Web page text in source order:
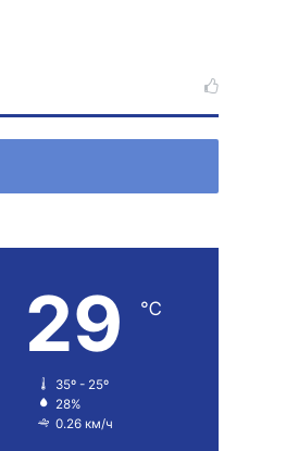
29 ℃
35º - 25º
28%
0.26 км/ч